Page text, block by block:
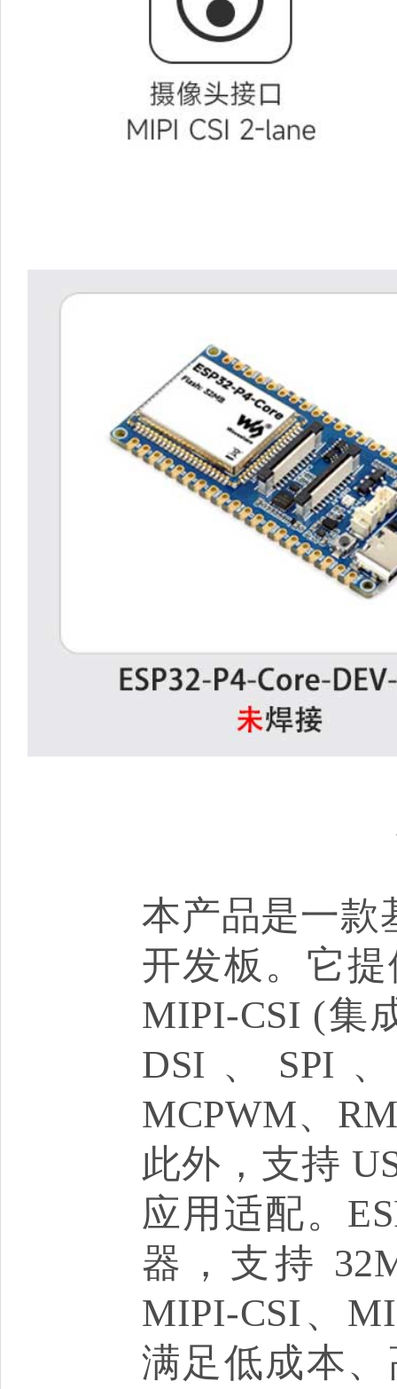
本产品是一款
开发板。它
MIPI-CSI (集
DSI、SPI
MCPWM、
此外，支持
应用适配。
器，支持
MIPI-CSI、
满足低成本